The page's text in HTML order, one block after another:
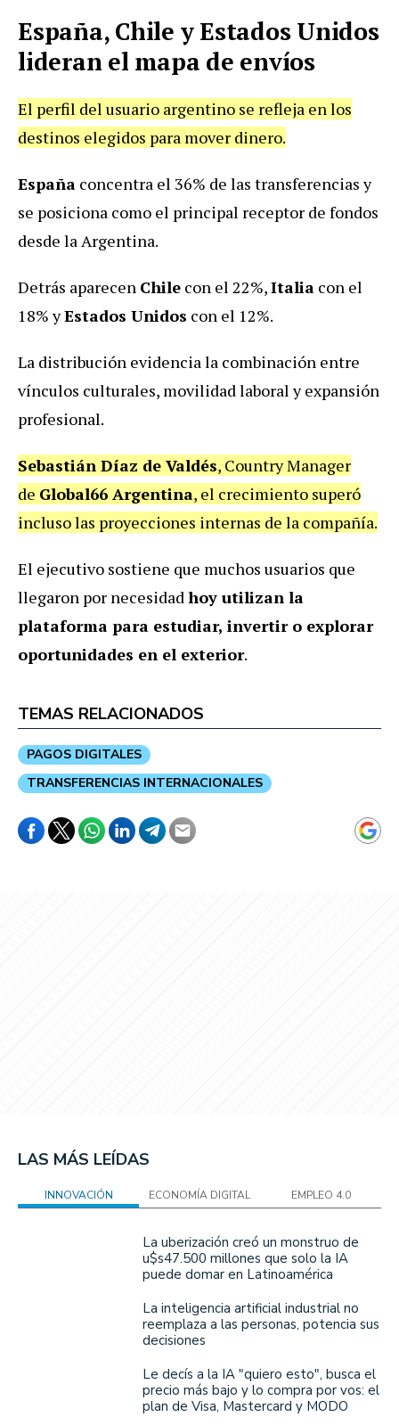
España, Chile y Estados Unidos
lideran el mapa de envíos
El perfil del usuario argentino se refleja en los
destinos elegidos para mover dinero.
España concentra el 36% de las transferencias y
se posiciona como el principal receptor de fondos
desde la Argentina.
Detrás aparecen Chile con el 22%,Italia con el
18% yEstados Unidos con el 12%.
La distribución evidencia la combinación entre
vínculos culturales, movilidad laboral y expansión
profesional.
Sebastián Díaz de Valdés, Country Manager
de Global66 Argentina, el crecimiento superó
incluso las proyecciones internas de la compañía.
El ejecutivo sostiene que muchos usuarios que
llegaron por necesidadhoy utilizan la
plataforma para estudiar, invertir o explorar
oportunidades en el exterior.
TEMAS RELACIONADOS
PAGOS DIGITALES
TRANSFERENCIAS INTERNACIONALES
LAS MÁS LEÍDAS
INNOVACIÓN ECONOMÍA DIGITAL EMPLEO 4.0
La uberización creó un monstruo de
u$s47.500 millones que solo la IA
puede domar en Latinoamérica
La inteligencia artificial industrial no
reemplaza a las personas, potencia sus
decisiones
Le decís a la IA "quiero esto", busca el
precio más bajo y lo compra por vos: el
plan de Visa, Mastercard y MODO